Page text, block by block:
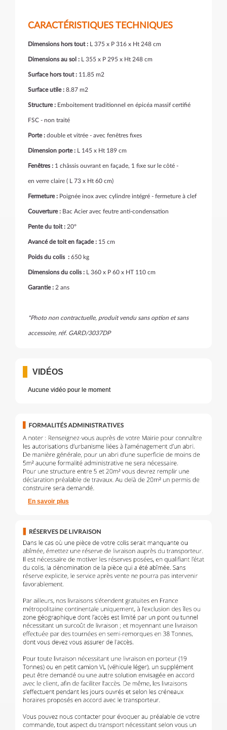
CARACTÉRISTIQUES TECHNIQUES
Dimensions hors tout : L 375 x P 316 x Ht 248 cm
Dimensions au sol : L 355 x P 295 x Ht 248 cm
Surface hors tout : 11.85 m2
Surface utile : 8.87 m2
Structure : Emboitement traditionnel en épicéa massif certifié
FSC - non traité
Porte : double et vitrée - avec fenêtres fixes
Dimension porte : L 145 x Ht 189 cm
Fenêtres : 1 châssis ouvrant en façade, 1 fixe sur le côté -
en verre claire ( L 73 x Ht 60 cm)
Fermeture : Poignée inox avec cylindre intégré - fermeture à clef
Couverture : Bac Acier avec feutre anti-condensation
Pente du toit : 20°
Avancé de toit en façade : 15 cm
Poids du colis : 650 kg
Dimensions du colis : L 360 x P 60 x HT 110 cm
Garantie : 2 ans
*Photo non contractuelle, produit vendu sans option et sans
accessoire, réf. GARD/3037DP
VIDÉOS
Aucune vidéo pour le moment
En savoir plus